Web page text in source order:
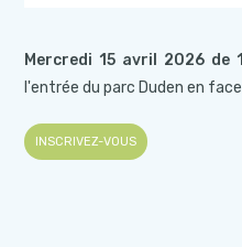
Mercredi 15 avril 2026 de
l'entrée du parc Duden en
INSCRIVEZ-VOUS